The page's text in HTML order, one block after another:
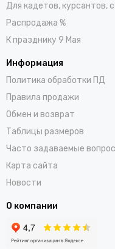
Для кадетов, курсантов,
Распродажа %
К празднику 9 Мая
Информация
Политика обработки ПД
Правила продажи
Обмен и возврат
Таблицы размеров
Часто задаваемые
Карта сайта
Новости
О компании